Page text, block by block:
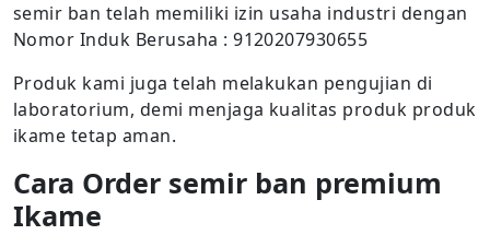
semir ban telah memiliki izin usaha industri dengan
Nomor Induk Berusaha : 9120207930655
Produk kami juga telah melakukan pengujian di
laboratorium, demi menjaga kualitas produk produk
ikame tetap aman.
Cara Order semir ban premium
Ikame